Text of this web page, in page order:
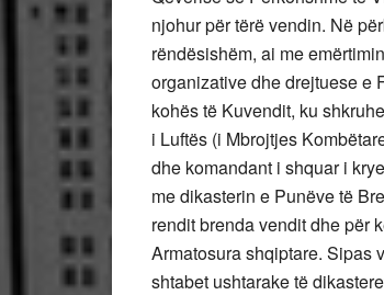
njohur për tërë vendin. Në
rëndësishëm, ai me
organizative dhe drejtuese e
kohës të Kuvendit, ku
i Luftës (i Mbrojtjes
dhe komandant i shquar i
me dikasterin e Punëve të
rendit brenda vendit dhe për
Armatosura shqiptare. Sipas
shtabet ushtarake të